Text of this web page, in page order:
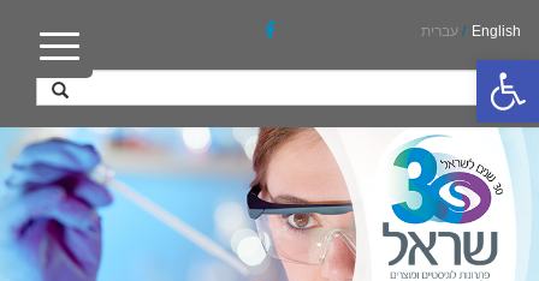
פתח סרגל נגישות
English
/ עברית